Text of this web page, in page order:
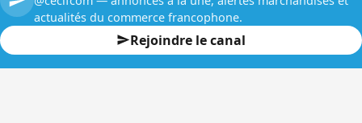
actualités du commerce francophone.
Rejoindre le canal